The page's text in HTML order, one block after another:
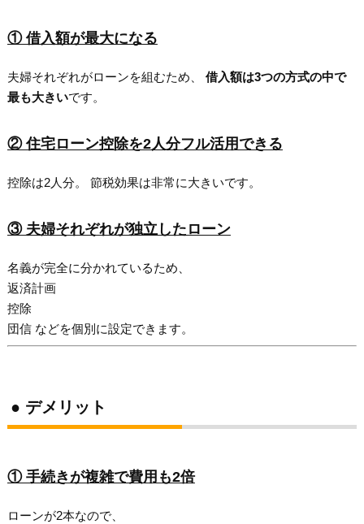
① 借入額が最大になる
夫婦それぞれがローンを組むため、 借入額は3つの方式の中で
最も大きいです。
② 住宅ローン控除を2人分フル活用できる
控除は2人分。 節税効果は非常に大きいです。
③ 夫婦それぞれが独立したローン
名義が完全に分かれているため、
返済計画
控除
団信 などを個別に設定できます。
● デメリット
① 手続きが複雑で費用も2倍
ローンが2本なので、